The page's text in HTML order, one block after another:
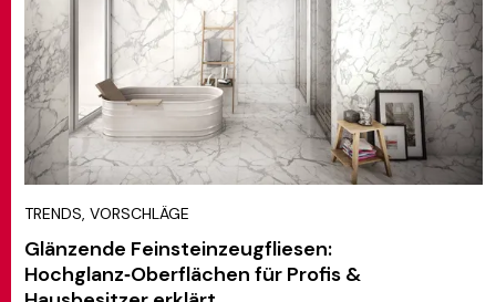
TRENDS, VORSCHLÄGE
Glänzende Feinsteinzeugfliesen:
Hochglanz‑Oberflächen für Profis &